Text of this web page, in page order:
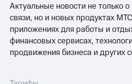
Актуальные новости не только
связи, но и новых продуктах
приложениях для работы и
финансовых сервисах,
продвижения бизнеса и других